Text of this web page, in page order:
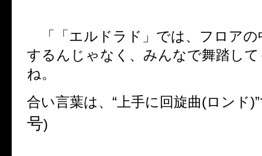
「「エルドラド」では、フロアの
するんじゃなく、みんなで舞踏し
ね。
合い言葉は、 “ 上手に回旋曲(ロンド)”
号)